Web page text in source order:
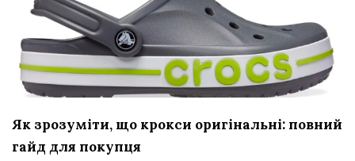
Як зрозуміти, що крокси оригінальні: повний
гайд для покупця